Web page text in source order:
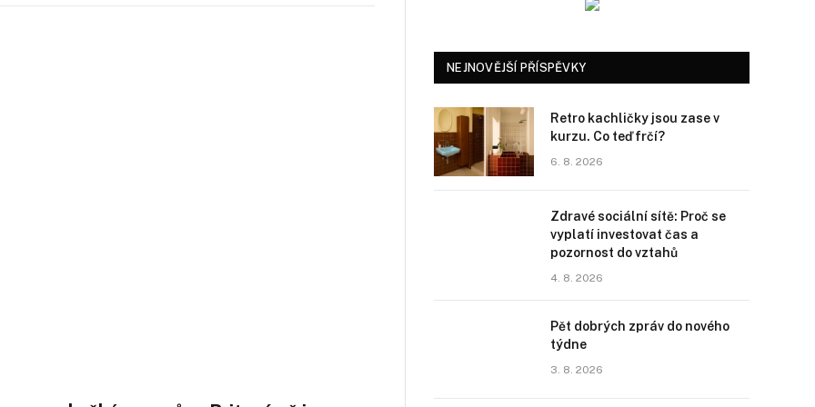
NEJNOVĚJŠÍ PŘÍSPĚVKY
Retro kachličky jsou zase v
kurzu. Co teď frčí?
6. 8. 2026
Zdravé sociální sítě: Proč se
vyplatí investovat čas a
pozornost do vztahů
4. 8. 2026
Pět dobrých zpráv do nového
týdne
3. 8. 2026